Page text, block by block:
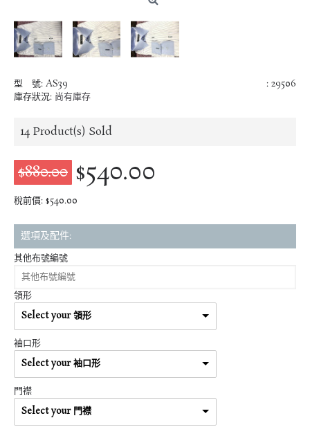
: 29506
型 號: AS39
庫存狀況: 尚有庫存
14 Product(s) Sold
$880.00 $540.00
稅前價: $540.00
選項及配件:
其他布號編號
領形
Select your 領形
袖口形
Select your 袖口形
門襟
Select your 門襟